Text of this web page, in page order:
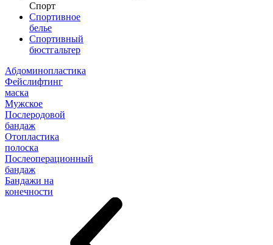
Спорт
Спортивное
белье
Спортивный
бюстгальтер
Абдоминопластика
Фейслифтинг
маска
Мужское
Послеродовой
бандаж
Отопластика
полоска
Послеоперационный
бандаж
Бандажи на
конечности